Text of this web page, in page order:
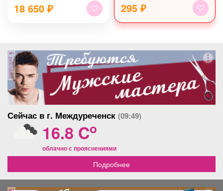
18 650 ₽ 295 ₽
реклама
Сейчас в г. Междуреченск (09:49)
16.8 Co
облачно с прояснениями
Подробнее